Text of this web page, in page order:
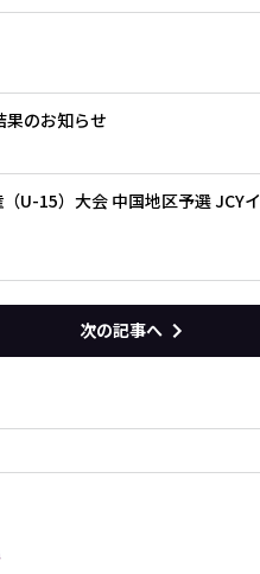
果のお知らせ
U-15）大会 中国地区予選 JCYイ
次の記事へ